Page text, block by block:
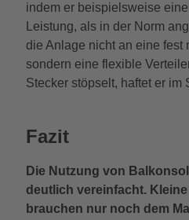
indem er beispielsweise
Leistung, als in der Norm
die Anlage nicht an eine fest
sondern eine flexible
Stecker stöpselt, haftet er im
Fazit
Die Nutzung von
deutlich vereinfacht.
brauchen nur noch dem